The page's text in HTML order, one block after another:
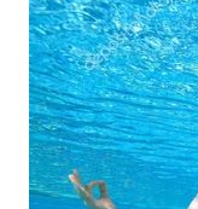
WN
JATENG
WN
NUSANTARA